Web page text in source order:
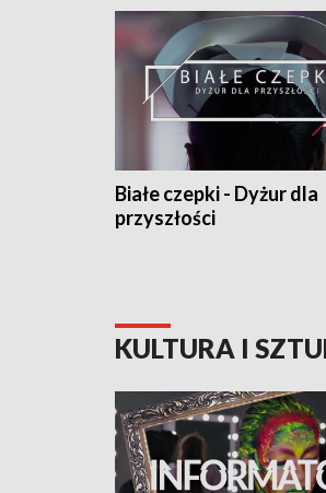
Białe czepki - Dyżur dla
przyszłości
KULTURA I